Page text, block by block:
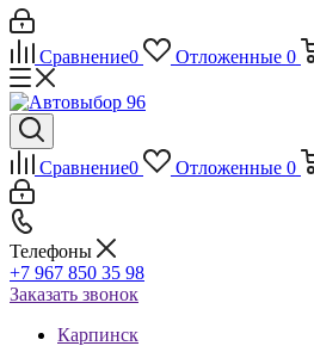
Сравнение0 Отложенные 0
Сравнение0 Отложенные 0
Телефоны
+7 967 850 35 98
Заказать звонок
Карпинск